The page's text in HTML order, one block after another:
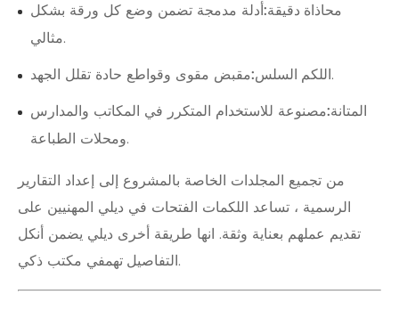
محاذاة دقيقة: أدلة مدمجة تضمن وضع كل ورقة بشكل
مثالي.
اللكم السلس: مقبض مقوى وقواطع حادة تقلل الجهد.
المتانة:مصنوعة للاستخدام المتكرر في المكاتب والمدارس
ومحلات الطباعة.
من تجميع المجلدات الخاصة بالمشروع إلى إعداد التقارير
الرسمية ، تساعد اللكمات الفتحات في ديلي المهنيين على
تقديم عملهم بعناية وثقة. انها طريقة أخرى ديلي يضمن أنكل
التفاصيل تهم في مكتب ذكي.